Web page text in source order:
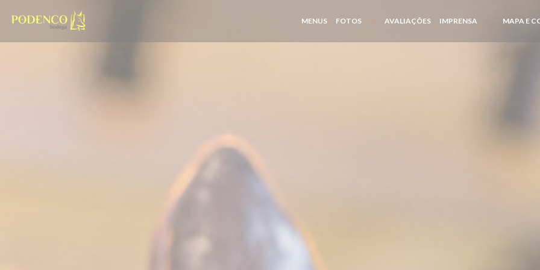
MENUS FOTOS AVALIAÇÕES IMPRENSA ((ABRE NUMA
((ABRE
MAPA E